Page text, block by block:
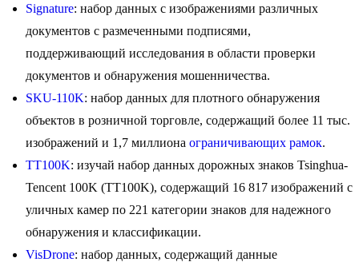
Signature: набор данных с изображениями различных
документов с размеченными подписями,
поддерживающий исследования в области проверки
документов и обнаружения мошенничества.
SKU-110K: набор данных для плотного обнаружения
объектов в розничной торговле, содержащий более 11 тыс.
изображений и 1,7 миллиона ограничивающих рамок.
TT100K: изучай набор данных дорожных знаков Tsinghua-
Tencent 100K (TT100K), содержащий 16 817 изображений с
уличных камер по 221 категории знаков для надежного
обнаружения и классификации.
VisDrone: набор данных, содержащий данные